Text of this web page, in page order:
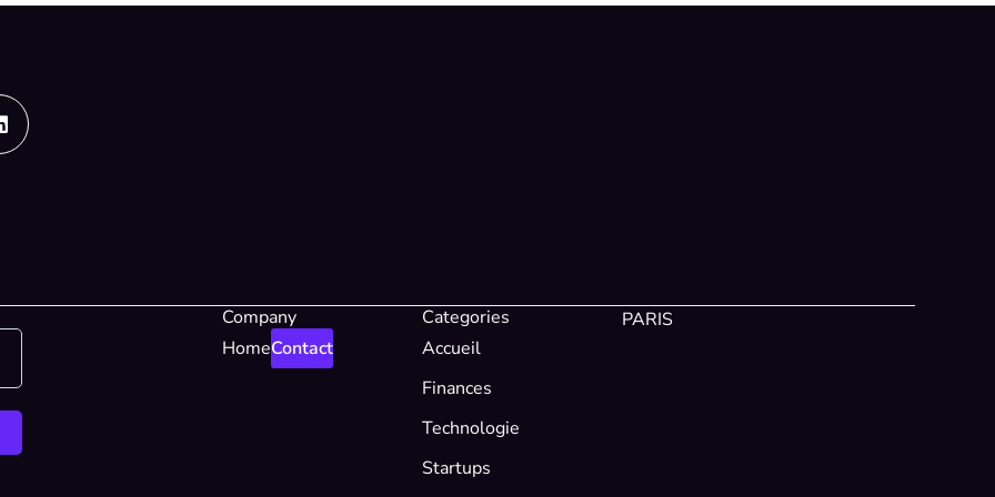
Company
HomeContact
Categories
Accueil
Finances
Technologie
Startups
PARIS